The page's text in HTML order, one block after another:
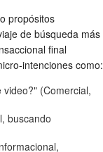
propósitos
de búsqueda más
final
intenciones como:
(Comercial,
buscando